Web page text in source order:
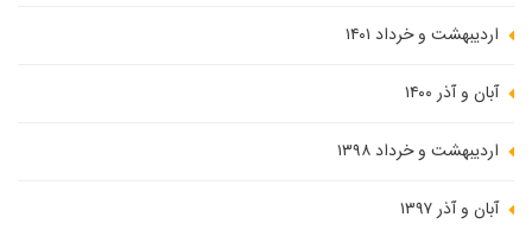
اردیبهشت و خرداد ۱۴۰۱
آبان و آذر ۱۴۰۰
اردیبهشت و خرداد ۱۳۹۸
آبان و آذر ۱۳۹۷